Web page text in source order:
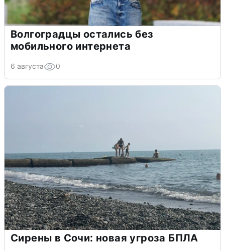
Волгоградцы остались без
мобильного интернета
6 августа 0
Сирены в Сочи: новая угроза БПЛА